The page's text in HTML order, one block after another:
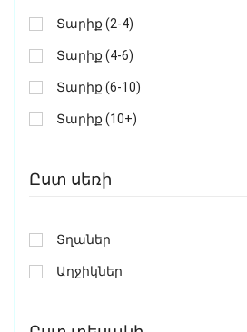
Տարիք (2-4)
Տարիք (4-6)
Տարիք (6-10)
Տարիք (10+)
Ըստ սեռի
Տղաներ
Աղջիկներ